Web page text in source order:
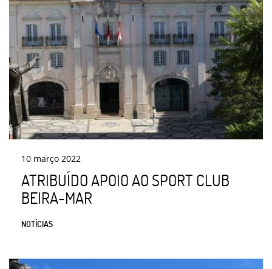
10 março 2022
ATRIBUÍDO APOIO AO SPORT CLUB
BEIRA-MAR
NOTÍCIAS